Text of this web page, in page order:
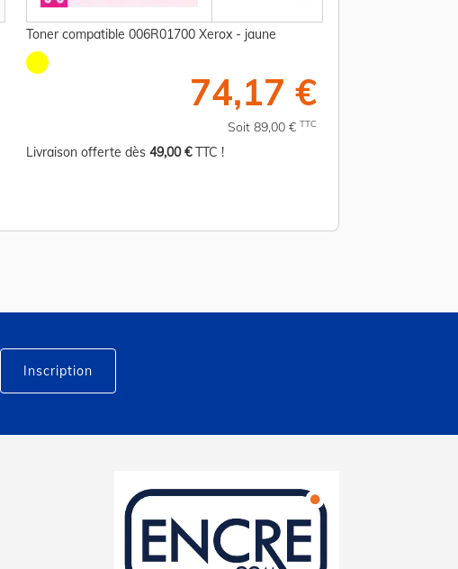
Toner compatible 006R01700 Xerox - jaune
74,17 €
Soit 89,00 € TTC
Livraison offerte dès 49,00 €TTC !
Inscription